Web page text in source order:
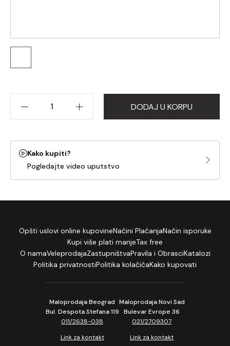
DODAJ U KORPU
Kako kupiti?
Pogledajte video uputstvo
Opšti uslovi online kupovineNačini PlaćanjaNačin isporuke
Kupi više plati manjeTax free
O namaVeleprodajaZastupništvaPravila i ObrasciKatalozi
Politika privatnostiPolitika kolačićaKako kupovati
Maloprodaja Beograd
Bul. Despota Stefana 119
011/2638-038
Link za kontakt
Maloprodaja Novi Sad
Bulevar Evrope 36
021/2709307
Link za kontakt